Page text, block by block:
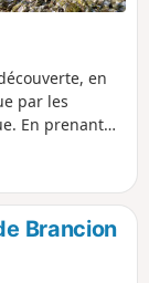
en
par les
En prenant
et le secteur
bénéficiera
du
Brancion